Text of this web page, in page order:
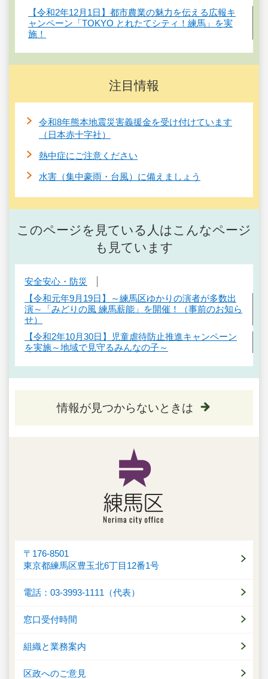
【令和2年12月1日】都市農業の魅力を伝える広報キ
ャンペーン「TOKYO とれたてシティ！練馬」を実
施！
注目情報
令和8年熊本地震災害義援金を受け付けています
（日本赤十字社）
熱中症にご注意ください
水害（集中豪雨・台風）に備えましょう
このページを見ている人はこんなページ
も見ています
安全安心・防災
【令和元年9月19日】～練馬区ゆかりの演者が多数出
演～「みどりの風 練馬薪能」を開催！（事前のお知ら
せ）
【令和2年10月30日】児童虐待防止推進キャンペーン
を実施～地域で見守るみんなの子～
情報が見つからないときは
〒176-8501
東京都練馬区豊玉北6丁目12番1号
電話：03-3993-1111（代表）
窓口受付時間
組織と業務案内
区政へのご意見